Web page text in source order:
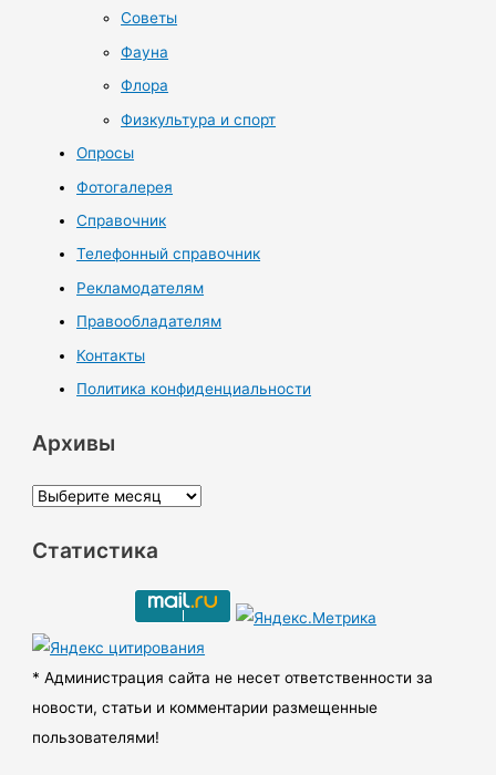
Советы
Фауна
Флора
Физкультура и спорт
Опросы
Фотогалерея
Справочник
Телефонный справочник
Рекламодателям
Правообладателям
Контакты
Политика конфиденциальности
Архивы
А
х
ы
Статистика
* Администрация сайта не несет ответственности за
новости, статьи и комментарии размещенные
пользователями!